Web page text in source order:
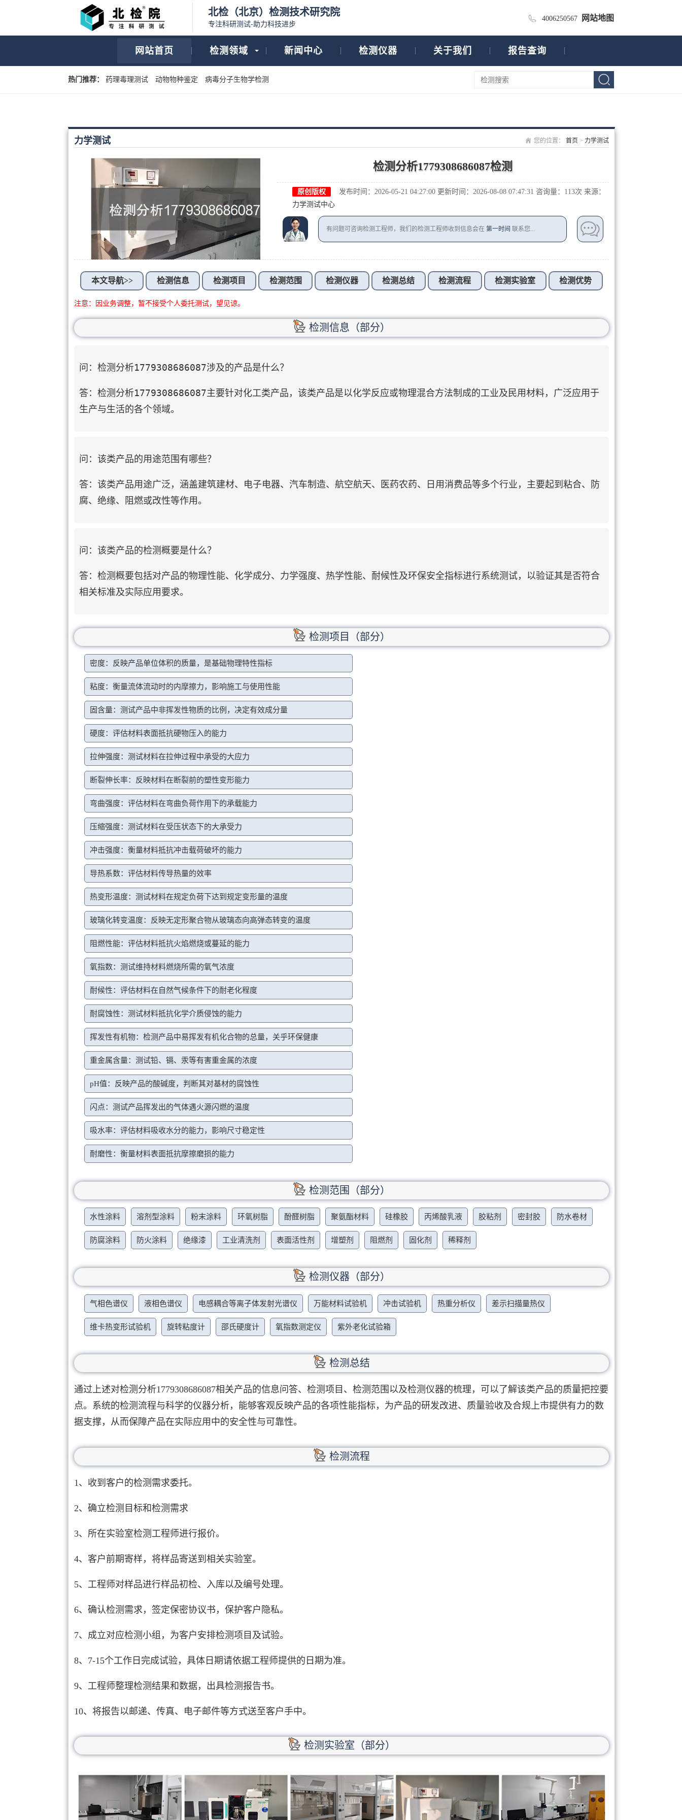
北检（北京）检测技术研究院
专注科研测试-助力科技进步
4006250567 网站地图
网站首页 检测领域 新闻中心 检测仪器 关于我们 报告查询
热门推荐： 药理毒理测试 动物物种鉴定 病毒分子生物学检测
您的位置： 首页> 力学测试
力学测试
检测分析1779308686087检测
原创版权 发布时间：2026-05-21 04:27:00 更新时间：2026-08-08 07:47:31 咨询量：1 13次 来源：
力学测试中心
有问题可咨询检测工程师，我们的检测工程师收到信息会在第一时间 联系您...
本文导航>> 检测信息 检测项目 检测范围 检测仪器 检测总结 检测流程 检测实验室 检测优势
注意：因业务调整，暂不接受个人委托测试，望见谅。
检测信息（部分）
问：检测分析1779308686087涉及的产品是什么？
答：检测分析1779308686087主要针对化工类产品，该类产品是以化学反应或物理混合方法制成的工业及民用材料，广泛应用于
生产与生活的各个领域。
问：该类产品的用途范围有哪些？
答：该类产品用途广泛，涵盖建筑建材、电子电器、汽车制造、航空航天、医药农药、日用消费品等多个行业，主要起到粘合、防
腐、绝缘、阻燃或改性等作用。
问：该类产品的检测概要是什么？
答：检测概要包括对产品的物理性能、化学成分、力学强度、热学性能、耐候性及环保安全指标进行系统测试，以验证其是否符合
相关标准及实际应用要求。
检测项目（部分）
密度：反映产品单位体积的质量，是基础物理特性指标
粘度：衡量流体流动时的内摩擦力，影响施工与使用性能
固含量：测试产品中非挥发性物质的比例，决定有效成分量
硬度：评估材料表面抵抗硬物压入的能力
拉伸强度：测试材料在拉伸过程中承受的大应力
断裂伸长率：反映材料在断裂前的塑性变形能力
弯曲强度：评估材料在弯曲负荷作用下的承载能力
压缩强度：测试材料在受压状态下的大承受力
冲击强度：衡量材料抵抗冲击载荷破坏的能力
导热系数：评估材料传导热量的效率
热变形温度：测试材料在规定负荷下达到规定变形量的温度
玻璃化转变温度：反映无定形聚合物从玻璃态向高弹态转变的温度
阻燃性能：评估材料抵抗火焰燃烧或蔓延的能力
氧指数：测试维持材料燃烧所需的氧气浓度
耐候性：评估材料在自然气候条件下的耐老化程度
耐腐蚀性：测试材料抵抗化学介质侵蚀的能力
挥发性有机物：检测产品中易挥发有机化合物的总量，关乎环保健康
重金属含量：测试铅、镉、汞等有害重金属的浓度
pH值：反映产品的酸碱度，判断其对基材的腐蚀性
闪点：测试产品挥发出的气体遇火源闪燃的温度
吸水率：评估材料吸收水分的能力，影响尺寸稳定性
耐磨性：衡量材料表面抵抗摩擦磨损的能力
检测范围（部分）
水性涂料 溶剂型涂料 粉末涂料 环氧树脂 酚醛树脂 聚氨酯材料 硅橡胶 丙烯酸乳液 胶粘剂 密封胶 防水卷材
防腐涂料 防火涂料 绝缘漆 工业清洗剂 表面活性剂 增塑剂 阻燃剂 固化剂 稀释剂
检测仪器（部分）
气相色谱仪 液相色谱仪 电感耦合等离子体发射光谱仪 万能材料试验机 冲击试验机 热重分析仪 差示扫描量热仪
维卡热变形试验机 旋转粘度计 邵氏硬度计 氧指数测定仪 紫外老化试验箱
检测总结
通过上述对检测分析1779308686087相关产品的信息问答、检测项目、检测范围以及检测仪器的梳理，可以了解该类产品的质量把控要
点。系统的检测流程与科学的仪器分析，能够客观反映产品的各项性能指标，为产品的研发改进、质量验收及合规上市提供有力的数
据支撑，从而保障产品在实际应用中的安全性与可靠性。
检测流程
1、收到客户的检测需求委托。
2、确立检测目标和检测需求
3、所在实验室检测工程师进行报价。
4、客户前期寄样，将样品寄送到相关实验室。
5、工程师对样品进行样品初检、入库以及编号处理。
6、确认检测需求，签定保密协议书，保护客户隐私。
7、成立对应检测小组，为客户安排检测项目及试验。
8、7-15个工作日完成试验，具体日期请依据工程师提供的日期为准。
9、工程师整理检测结果和数据，出具检测报告书。
10、将报告以邮递、传真、电子邮件等方式送至客户手中。
检测实验室（部分）